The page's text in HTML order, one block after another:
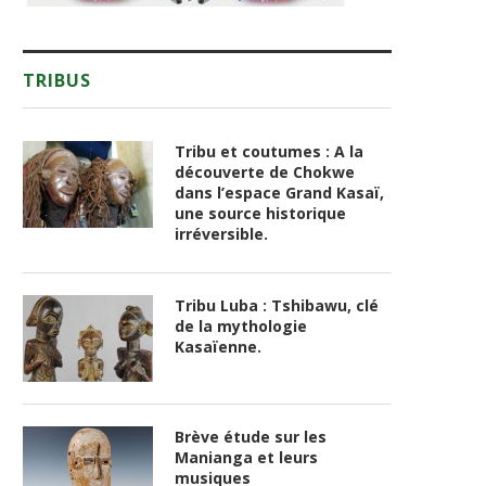
TRIBUS
Tribu et coutumes : A la
découverte de Chokwe
dans l’espace Grand Kasaï,
une source historique
irréversible.
Tribu Luba : Tshibawu, clé
de la mythologie
Kasaïenne.
Brève étude sur les
Manianga et leurs
musiques